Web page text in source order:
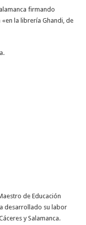
firmando
la librería Ghandi, de
de Educación
desarrollado su labor
y Salamanca.